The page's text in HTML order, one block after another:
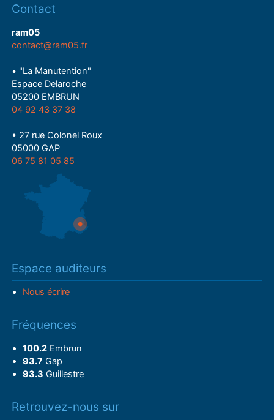
Contact
ram05
contact@ram05.fr
• "La Manutention"
Espace Delaroche
05200 EMBRUN
04 92 43 37 38
• 27 rue Colonel Roux
05000 GAP
06 75 81 05 85
Espace auditeurs
Nous écrire
Fréquences
100.2Embrun
93.7 Gap
93.3 Guillestre
Retrouvez-nous sur